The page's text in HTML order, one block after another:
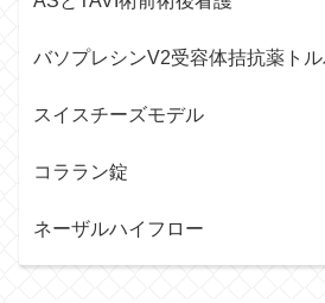
バソプレシンV2受容体拮抗薬ト
スイスチーズモデル
コララン錠
ネーザルハイフロー